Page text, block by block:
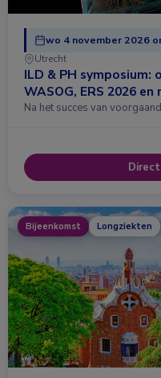
wo 4 november 2026
Utrecht
ILD & PH symposium:
WASOG, ERS 2026 en
Na het succes van
Bijeenkomst Longziekten